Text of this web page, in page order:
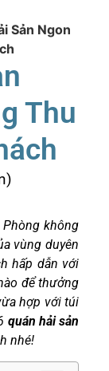
Sản Ngon
Thu
không
vùng duyên
hấp dẫn với
để thưởng
hợp với túi
quán hải sản
nhé!